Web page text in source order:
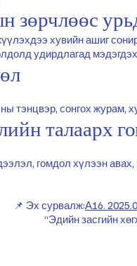
хувийн ашиг
удирдлагад
тэнцвэр, сонгох журам,
талаарх
гомдол хүлээн
📌 Эх сурвалж:А16.
“Эдийн засгийн